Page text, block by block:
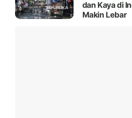
dan Kaya di
Makin Lebar